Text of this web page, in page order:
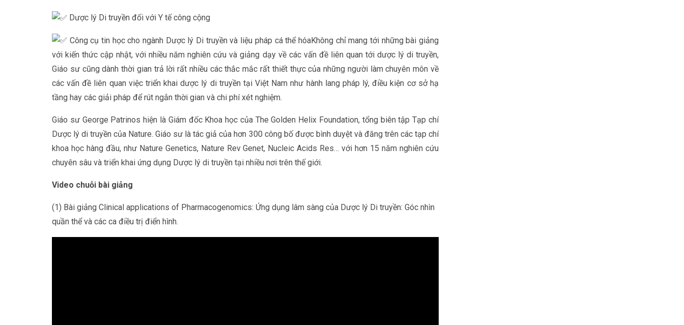
Dược lý Di truyền đối với Y tế công cộng
Công cụ tin học cho ngành Dược lý Di truyền và liệu pháp cá thể hóaKhông chỉ mang tới những bài giảng
với kiến thức cập nhật, với nhiều năm nghiên cứu và giảng dạy về các vấn đề liên quan tới dược lý di truyền,
Giáo sư cũng dành thời gian trả lời rất nhiều các thắc mắc rất thiết thực của những người làm chuyên môn về
các vấn đề liên quan việc triển khai dược lý di truyền tại Việt Nam như hành lang pháp lý, điều kiện cơ sở hạ
tầng hay các giải pháp để rút ngắn thời gian và chi phí xét nghiệm.
Giáo sư George Patrinos hiện là Giám đốc Khoa học của The Golden Helix Foundation, tổng biên tập Tạp chí
Dược lý di truyền của Nature. Giáo sư là tác giả của hơn 300 công bố được bình duyệt và đăng trên các tạp chí
khoa học hàng đầu, như Nature Genetics, Nature Rev Genet, Nucleic Acids Res… với hơn 15 năm nghiên cứu
chuyên sâu và triển khai ứng dụng Dược lý di truyền tại nhiều nơi trên thế giới.
Video chuỗi bài giảng
(1) Bài giảng Clinical applications of Pharmacogenomics: Ứng dụng lâm sàng của Dược lý Di truyền: Góc nhìn
quần thể và các ca điều trị điển hình.